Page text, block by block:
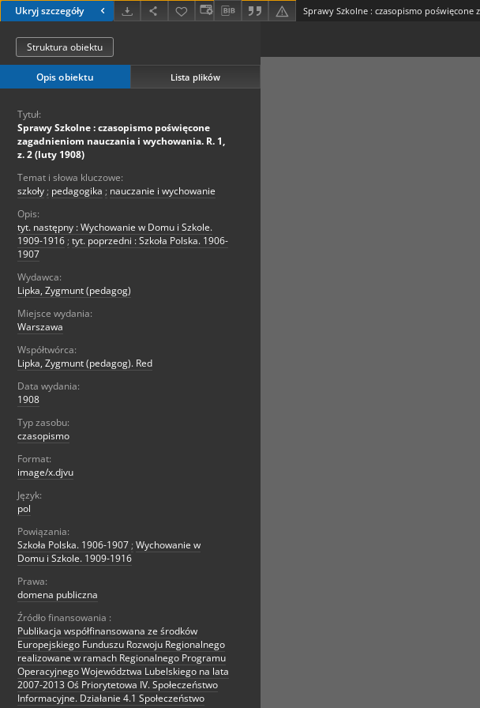
Ukryj szczegóły
Struktura obiektu
Opis obiektu Lista plików
Tytuł:
Sprawy Szkolne : czasopismo poświęcone
zagadnieniom nauczania i wychowania. R. 1,
z. 2 (luty 1908)
Temat i słowa kluczowe:
szkoły ; pedagogika ; nauczanie i wychowanie
Opis:
tyt. następny : Wychowanie w Domu i Szkole.
1909-1916 ; tyt. poprzedni : Szkoła Polska. 1906-
1907
Wydawca:
Lipka, Zygmunt (pedagog)
Miejsce wydania:
Warszawa
Współtwórca:
Lipka, Zygmunt (pedagog). Red
Data wydania:
1908
Typ zasobu:
czasopismo
Format:
image/x.djvu
Język:
pol
Powiązania:
Szkoła Polska. 1906-1907 ; Wychowanie w
Domu i Szkole. 1909-1916
Prawa:
domena publiczna
Źródło finansowania :
Publikacja współfinansowana ze środków
Europejskiego Funduszu Rozwoju Regionalnego
realizowane w ramach Regionalnego Programu
Operacyjnego Województwa Lubelskiego na lata
2007-2013 Oś Priorytetowa IV. Społeczeństwo
Informacyjne. Działanie 4.1 Społeczeństwo